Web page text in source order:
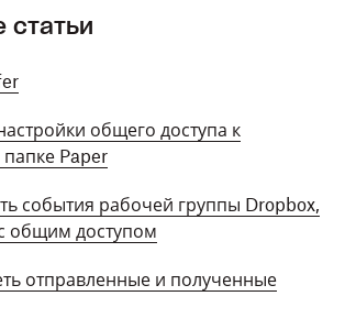
статьи
общего доступа к
Paper
события рабочей группы Dropbox,
общим доступом
отправленные и полученные